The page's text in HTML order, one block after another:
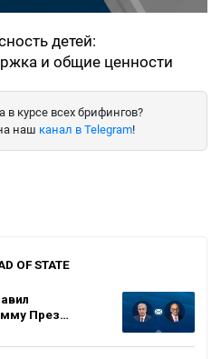
детей:
и общие ценности
в курсе всех брифингов?
наш канал в Telegram!
OF STATE
През…